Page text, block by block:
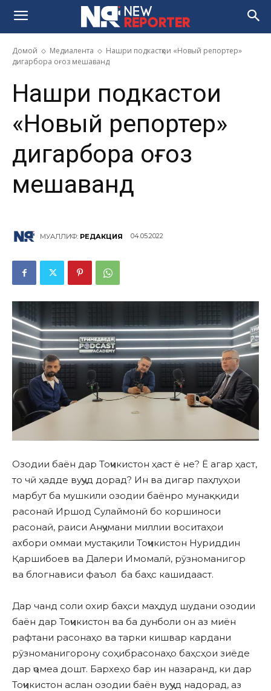
Домой Медиалента
Нашри подкастҳои «Новый репортер»
дигарбора оғоз мешаванд
Нашри подкастҳои
«Новый репортер»
дигарбора оғоз
мешаванд
МУАЛЛИФ: РЕДАКЦИЯ 04.05.2022
Озодии баён дар Тоҷикистон ҳаст ё не? Ё агар ҳаст,
то чӣ ҳадде вуҷуд дорад? Ин ва дигар паҳлуҳои
марбут ба мушкили озодии баёнро мунаққиди
расонаӣ Иршод Сулаймонӣ бо коршиноси
расонаӣ, раиси Анҷумани миллии воситаҳои
ахбори оммаи мустақили Тоҷикистон Нуриддин
Қаршибоев ва Далери Имомалӣ, рӯзноманигор
ва блогнависи фаъол ба баҳс кашидааст.
Дар чанд соли охир баҳси маҳдуд шудани озодии
баён дар Тоҷикистон ва ба дунболи он аз миён
рафтани расонаҳо ва тарки кишвар кардани
рӯзноманигорону соҳибрасонаҳо баҳсҳои зиёде
дар ҷомеа дошт. Бархеҳо бар ин назаранд, ки дар
Тоҷикистон аслан озодии баён вуҷуд надорад, аз